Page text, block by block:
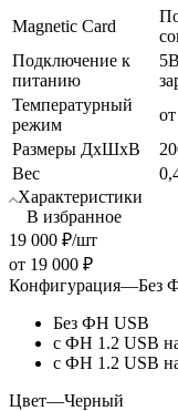
Magnetic Card
Подключение к
питанию
Температурный
режим
Размеры ДхШхВ
Вес
Характеристики
В избранное
19 000 ₽/шт
от 19 000 ₽
Конфигурация—Без
Без ФН USB
с ФН 1.2 USB
с ФН 1.2 USB
Цвет—Черный